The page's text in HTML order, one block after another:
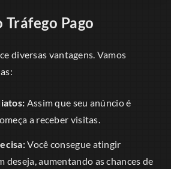
Pago
diversas vantagens. Vamos
Assim que seu anúncio é
a receber visitas.
Você consegue atingir
deseja, aumentando as chances de